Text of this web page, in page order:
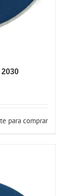
para comprar